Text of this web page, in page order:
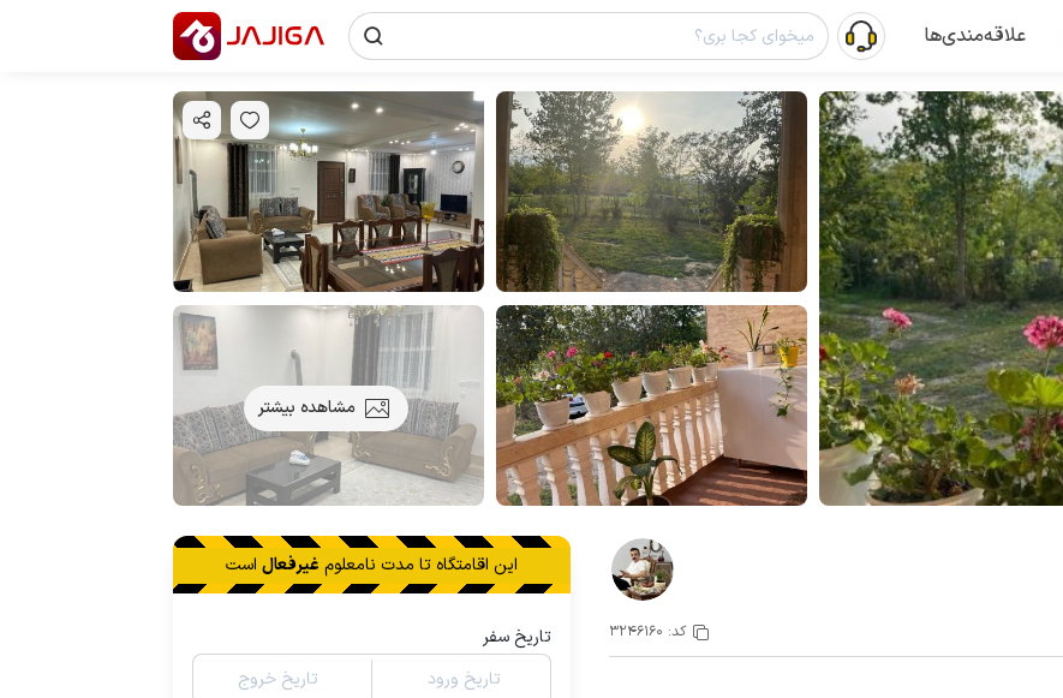
علاقه‌مندی‌ها
مشاهده بیشتر
کد: 3246160
این اقامتگاه تا مدت نامعلوم غیرفعال است
تاریخ سفر
تاریخ ورود
تاریخ خروج